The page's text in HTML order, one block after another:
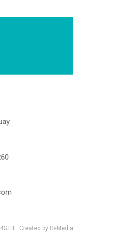
Created by Hi-Media